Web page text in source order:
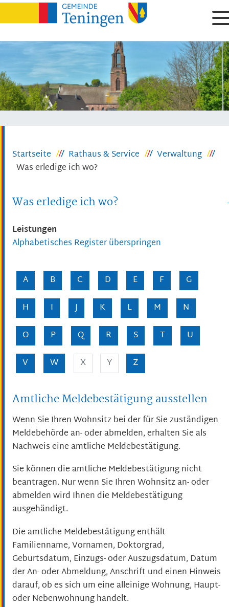
Startseite Rathaus & Service
Verwaltung
Was erledige ich wo?
Was erledige ich wo?
Leistungen
Alphabetisches Register überspringen
A B C D E F
G
H
I J K L M
N
O
P Q R S T
U
V
W X Y Z
Amtliche Meldebestätigung ausstellen
Wenn Sie Ihren Wohnsitz bei der für Sie zuständigen
Meldebehörde an- oder abmelden, erhalten Sie als
Nachweis eine amtliche Meldebestätigung.
Sie können die amtliche Meldebestätigung nicht
beantragen. Nur wenn Sie Ihren Wohnsitz an- oder
abmelden wird Ihnen die Meldebestätigung
ausgehändigt.
Die amtliche Meldebestätigung enthält
Familienname, Vornamen, Doktorgrad,
Geburtsdatum, Einzugs- oder Auszugsdatum, Datum
der An- oder Abmeldung, Anschrift und einen Hinweis
darauf, ob es sich um eine alleinige Wohnung, Haupt-
oder Nebenwohnung handelt.